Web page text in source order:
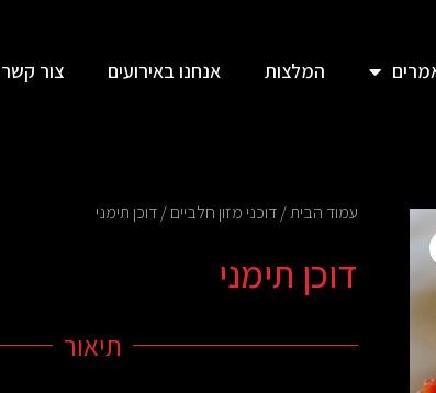
המלצות אנחנו באירועים צור קשר
עמוד הבית/דוכני מזון חלביים/ דוכן תימני
דוכן תימני
תיאור